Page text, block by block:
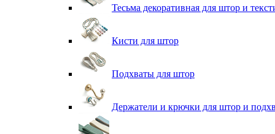
Тесьма декоративная для штор и
Кисти для штор
Подхваты для штор
Держатели и крючки для штор и